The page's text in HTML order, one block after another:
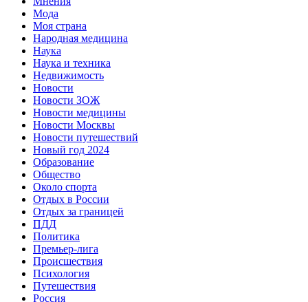
Мода
Моя страна
Народная медицина
Наука
Наука и техника
Недвижимость
Новости
Новости ЗОЖ
Новости медицины
Новости Москвы
Новости путешествий
Новый год 2024
Образование
Общество
Около спорта
Отдых в России
Отдых за границей
ПДД
Политика
Премьер-лига
Происшествия
Психология
Путешествия
Россия